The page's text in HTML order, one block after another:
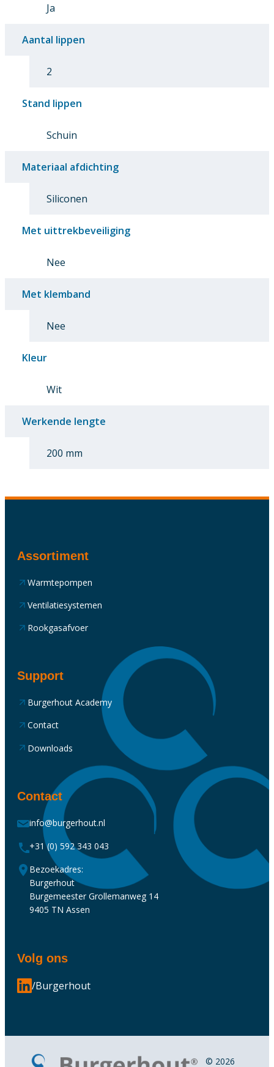
Ja
Aantal lippen
2
Stand lippen
Schuin
Materiaal afdichting
Siliconen
Met uittrekbeveiliging
Nee
Met klemband
Nee
Kleur
Wit
Werkende lengte
200 mm
Assortiment
Warmtepompen
Ventilatiesystemen
Rookgasafvoer
Support
Burgerhout Academy
Contact
Downloads
Contact
info@burgerhout.nl
+31 (0) 592 343 043
Bezoekadres:
Burgerhout
Burgemeester Grollemanweg 14
9405 TN Assen
Volg ons
/Burgerhout
© 2026